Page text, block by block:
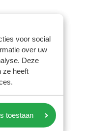
voor social
over uw
Deze
ze heeft
toestaan